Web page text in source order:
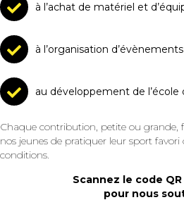
à l’achat de matériel et
à l’organisation d’évènements
au développement de l’école
Chaque contribution, petite ou grande,
nos jeunes de pratiquer leur sport favori
conditions.
Scannez le code
pour nous